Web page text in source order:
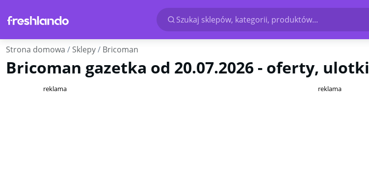
Szukaj sklepów, kategorii, produktów...
Strona domowa Sklepy Bricoman
Bricoman gazetka od 20.07.2026 - oferty, ulotki
reklama reklama